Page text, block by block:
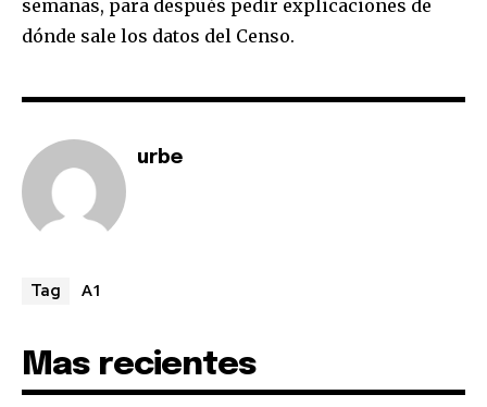
semanas, para después pedir explicaciones de
dónde sale los datos del Censo.
urbe
Tag A1
Mas recientes